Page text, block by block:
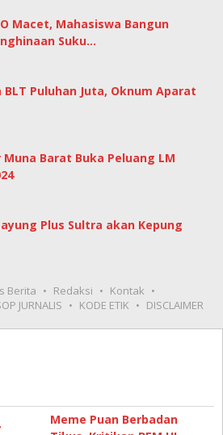
Macet, Mahasiswa Bangun
Suku…
Puluhan Juta, Oknum Aparat
Barat Buka Peluang LM
Plus Sultra akan Kepung
Berita Redaksi
Kontak
JURNALIS KODE ETIK DISCLAIMER
Meme Puan Berbadan